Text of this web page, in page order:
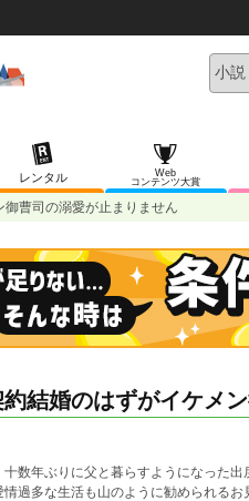
レンタル
Web
コンテンツ大賞
曹司の溺愛が止まりません
結婚のはずがイケメ
十数年ぶりに父と暮らすようになった
過多な生活も山のように勧められる